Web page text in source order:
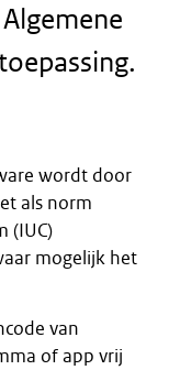
wordt door
als norm
(IUC)
mogelijk het
van
of app vrij